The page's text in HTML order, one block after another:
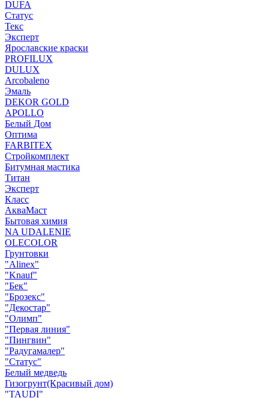
DUFA
Статус
Текс
Эксперт
Ярославские краски
PROFILUX
DULUX
Arcobaleno
Эмаль
DEKOR GOLD
APOLLO
Белый Дом
Оптима
FARBITEX
Стройкомплект
Битумная мастика
Титан
Эксперт
Класс
АкваМаст
Бытовая химия
NA UDALENIE
OLECOLOR
Грунтовки
"Alinex"
"Knauf"
"Бек"
"Брозекс"
"Декостар"
"Олимп"
"Первая линия"
"Пингвин"
"Радугамалер"
"Статус"
Белый медведь
Гизогрунт(Красивый дом)
"TAUDI"